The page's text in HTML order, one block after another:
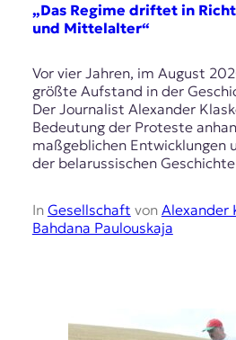
„Das Regime driftet in
und Mittelalter“
Vor vier Jahren, im August
größte Aufstand in der
Der Journalist Alexander
Bedeutung der Proteste
maßgeblichen Entwicklungen
der belarussischen Geschichte
In Gesellschaft von Alexander
Bahdana Paulouskaja